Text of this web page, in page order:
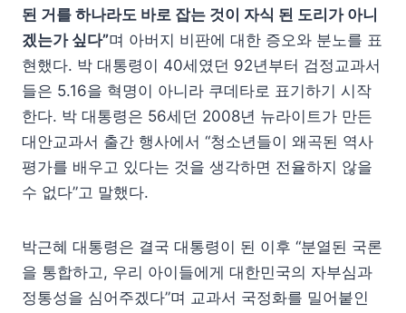
된 거를 하나라도 바로 잡는 것이 자식 된 도리가 아니
겠는가 싶다”며 아버지 비판에 대한 증오와 분노를 표
현했다. 박 대통령이 40세였던 92년부터 검정교과서
들은 5.16을 혁명이 아니라 쿠데타로 표기하기 시작
한다. 박 대통령은 56세던 2008년 뉴라이트가 만든
대안교과서 출간 행사에서 “청소년들이 왜곡된 역사
평가를 배우고 있다는 것을 생각하면 전율하지 않을
수 없다”고 말했다.
박근혜 대통령은 결국 대통령이 된 이후 “분열된 국론
을 통합하고, 우리 아이들에게 대한민국의 자부심과
정통성을 심어주겠다”며 교과서 국정화를 밀어붙인